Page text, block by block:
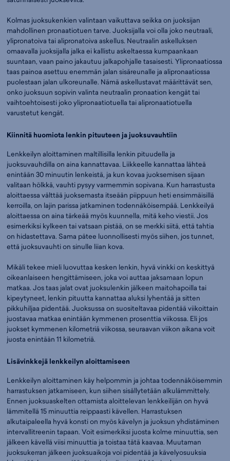
Kolmas juoksukenkien valintaan vaikuttava seikka on juoksijan
mahdollinen pronaatiotuen tarve. Juoksijalla voi olla joko neutraali,
ylipronatoiva tai alipronatoiva askellus. Neutraalin askelluksen
omaavalla juoksijalla jalka ei kallistu askeltaessa kumpaankaan
suuntaan, vaan paino jakautuu jalkapohjalle tasaisesti. Ylipronaatiossa
taas painoa asettuu enemmän jalan sisäreunalle ja alipronaatiossa
puolestaan jalan ulkoreunalle. Nämä askellustavat määrittävät sen,
onko juoksuun sopivin valinta neutraalin pronaation kengät tai
vaihtoehtoisesti joko ylipronaatiotuella tai alipronaatiotuella
varustetut kengät.
Kiinnitä huomiota lenkin pituuteen ja juoksuvauhtiin
Lenkkeilyn aloittaminen maltillisilla lenkin pituudella ja
juoksuvauhdilla on aina kannattavaa. Liikkeelle kannattaa lähteä
enintään 30 minuutin lenkeistä, ja kun kovaa juoksemisen sijaan
valitaan hölkkä, vauhti pysyy varmemmin sopivana. Kun harrastusta
aloittaessa välttää juoksemasta itseään piippuun heti ensimmäisillä
kerroilla, on lajin parissa jatkaminen todennäköisempää. Lenkkeilyä
aloittaessa on aina tärkeää myös kuunnella, mitä keho viestii. Jos
esimerkiksi kylkeen tai vatsaan pistää, on se merkki siitä, että tahtia
on hidastettava. Sama pätee luonnollisesti myös siihen, jos tunnet,
että juoksuvauhti on sinulle liian kova.
Mikäli tekee mieli luovuttaa kesken lenkin, hyvä vinkki on keskittyä
oikeanlaiseen hengittämiseen, joka voi auttaa jaksamaan lopun
matkaa. Jos taas jalat ovat juoksulenkin jälkeen maitohapoilla tai
kipeytyneet, lenkin pituutta kannattaa aluksi lyhentää ja sitten
pikkuhiljaa pidentää. Juoksussa on suositeltavaa pidentää viikoittain
juostavaa matkaa enintään kymmenen prosenttia viikossa. Eli jos
juokset kymmenen kilometriä viikossa, seuraavan viikon aikana voit
juosta enintään 11 kilometriä.
Lisävinkkejä lenkkeilyn aloittamiseen
Lenkkeilyn aloittaminen käy helpommin ja johtaa todennäköisemmin
harrastuksen jatkamiseen, kun siihen sisällytetään alkulämmittely.
Ennen juoksuaskelten ottamista aloittelevan lenkkeilijän on hyvä
lämmitellä 15 minuuttia reippaasti kävellen. Harrastuksen
alkutaipaleella hyvä konsti on myös kävelyn ja juoksun yhdistäminen
intervallitreenin tapaan. Voit esimerkiksi juosta kolme minuuttia, sen
jälkeen kävellä viisi minuuttia ja toistaa tätä kaavaa. Muutaman
juoksukerran jälkeen juoksuaikoja voi pidentää ja kävelyosuuksia